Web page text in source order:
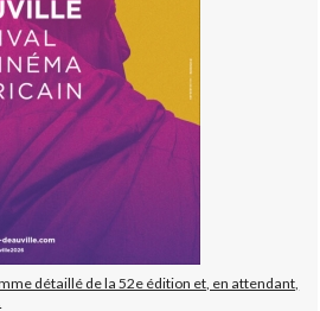
détaillé de la 52e édition et, en attendant,